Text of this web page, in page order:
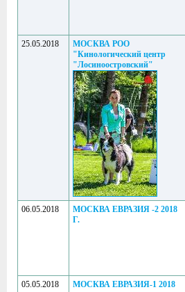
25.05.2018
МОСКВА РОО
"Кинологический центр
"Лосиноостровский"
06.05.2018
МОСКВА ЕВРАЗИЯ -2 2018
Г.
05.05.2018
МОСКВА ЕВРАЗИЯ-1 2018